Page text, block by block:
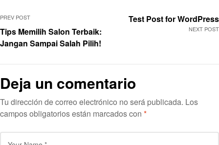
PREV POST
Tips Memilih Salon Terbaik:
Jangan Sampai Salah Pilih!
NEXT POST
Test Post for WordPress
Deja un comentario
Tu dirección de correo electrónico no será publicada. Los
campos obligatorios están marcados con *